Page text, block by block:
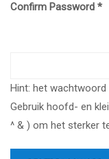
Confirm Password
Hint: het
Gebruik hoofd- en
^ & ) om het sterker